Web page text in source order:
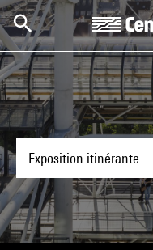
Aller au contenu principal
Centre Pompidou